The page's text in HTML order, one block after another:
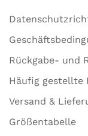
Rückgabe- und
Häufig gestellte
Versand &
Größentabelle